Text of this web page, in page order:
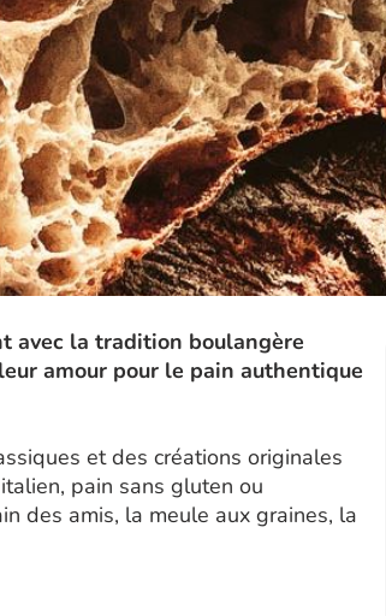
avec la tradition boulangère
amour pour le pain authentique
et des créations originales
pain sans gluten ou
des amis, la meule aux graines, la